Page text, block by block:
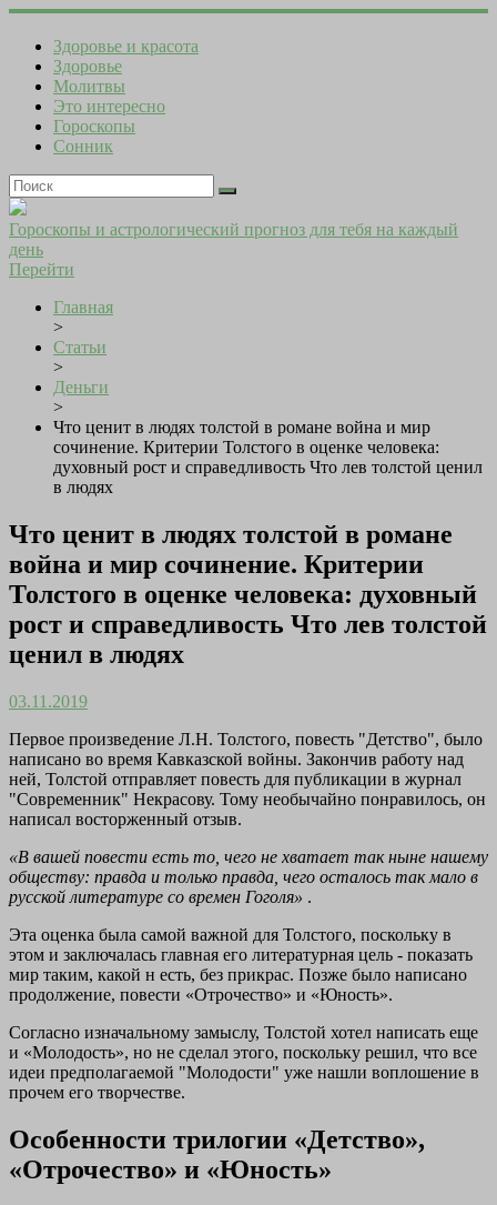
Здоровье и красота
Здоровье
Молитвы
Это интересно
Гороскопы
Сонник
Гороскопы и астрологический прогноз для тебя на каждый
день
Перейти
Главная
>
Статьи
>
Деньги
>
Что ценит в людях толстой в романе война и мир
сочинение. Критерии Толстого в оценке человека:
духовный рост и справедливость Что лев толстой ценил
в людях
Что ценит в людях толстой в романе
война и мир сочинение. Критерии
Толстого в оценке человека: духовный
рост и справедливость Что лев толстой
ценил в людях
03.11.2019
Первое произведение Л.Н. Толстого, повесть "Детство", было
написано во время Кавказской войны. Закончив работу над
ней, Толстой отправляет повесть для публикации в журнал
"Современник" Некрасову. Тому необычайно понравилось, он
написал восторженный отзыв.
«В вашей повести есть то, чего не хватает так ныне нашему
обществу: правда и только правда, чего осталось так мало в
русской литературе со времен Гоголя» .
Эта оценка была самой важной для Толстого, поскольку в
этом и заключалась главная его литературная цель - показать
мир таким, какой н есть, без прикрас. Позже было написано
продолжение, повести «Отрочество» и «Юность».
Согласно изначальному замыслу, Толстой хотел написать еще
и «Молодость», но не сделал этого, поскольку решил, что все
идеи предполагаемой "Молодости" уже нашли воплошение в
прочем его творчестве.
Особенности трилогии «Детство»,
«Отрочество» и «Юность»